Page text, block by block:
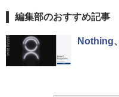
編集部のおすすめ記事
Nothing